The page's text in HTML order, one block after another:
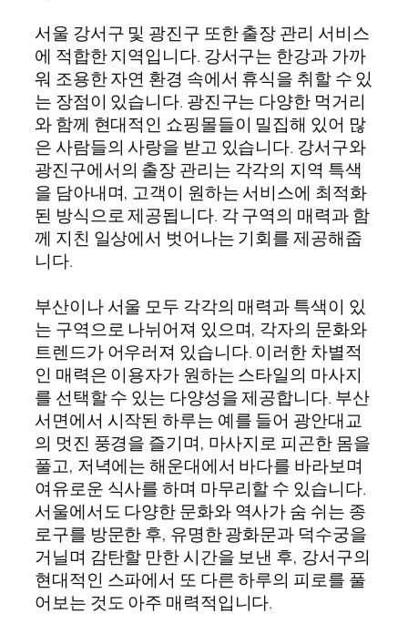
서울 강서구 및 광진구 또한 출장 관리 서비스
에 적합한 지역입니다. 강서구는 한강과 가까
워 조용한 자연 환경 속에서 휴식을 취할 수 있
는 장점이 있습니다. 광진구는 다양한 먹거리
와 함께 현대적인 쇼핑몰들이 밀집해 있어 많
은 사람들의 사랑을 받고 있습니다. 강서구와
광진구에서의 출장 관리는 각각의 지역 특색
을 담아내며, 고객이 원하는 서비스에 최적화
된 방식으로 제공됩니다. 각 구역의 매력과 함
께 지친 일상에서 벗어나는 기회를 제공해줍
니다.
부산이나 서울 모두 각각의 매력과 특색이 있
는 구역으로 나뉘어져 있으며, 각자의 문화와
트렌드가 어우러져 있습니다. 이러한 차별적
인 매력은 이용자가 원하는 스타일의 마사지
를 선택할 수 있는 다양성을 제공합니다. 부산
서면에서 시작된 하루는 예를 들어 광안대교
의 멋진 풍경을 즐기며, 마사지로 피곤한 몸을
풀고, 저녁에는 해운대에서 바다를 바라보며
여유로운 식사를 하며 마무리할 수 있습니다.
서울에서도 다양한 문화와 역사가 숨 쉬는 종
로구를 방문한 후, 유명한 광화문과 덕수궁을
거닐며 감탄할 만한 시간을 보낸 후, 강서구의
현대적인 스파에서 또 다른 하루의 피로를 풀
어보는 것도 아주 매력적입니다.